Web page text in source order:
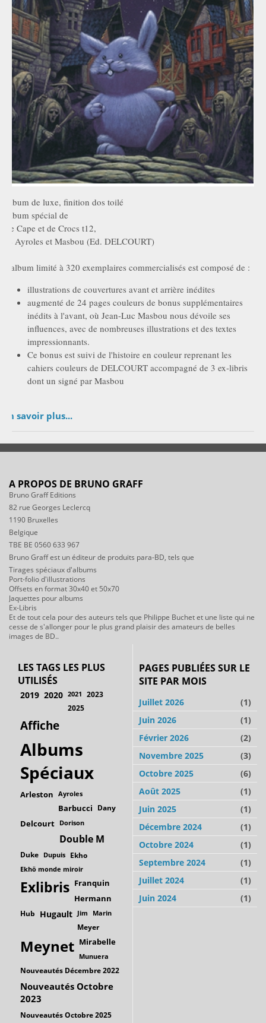
Album de luxe, finition dos toilé
Album spécial de
De Cape et de Crocs t12,
de Ayroles et Masbou (Ed. DELCOURT)
L'album limité à 320 exemplaires commercialisés est composé de :
illustrations de couvertures avant et arrière inédites
augmenté de 24 pages couleurs de bonus supplémentaires
inédits à l'avant, où Jean-Luc Masbou nous dévoile ses
influences, avec de nombreuses illustrations et des textes
impressionnants.
Ce bonus est suivi de l'histoire en couleur reprenant les
cahiers couleurs de DELCOURT accompagné de 3 ex-libris
dont un signé par Masbou
En savoir plus...
A PROPOS DE BRUNO GRAFF
Bruno Graff Editions
82 rue Georges Leclercq
1190 Bruxelles
Belgique
TBE BE 0560 633 967
Bruno Graff est un éditeur de produits para-BD, tels que
Tirages spéciaux d'albums
Port-folio d'illustrations
Offsets en format 30x40 et 50x70
Jaquettes pour albums
Ex-Libris
Et de tout cela pour des auteurs tels que Philippe Buchet et une liste qui ne
cesse de s'allonger pour le plus grand plaisir des amateurs de belles
images de BD..
LES TAGS LES PLUS
UTILISÉS
2019 2020 2021 2023
2025
Affiche
Albums
Spéciaux
Arleston Ayroles
Barbucci Dany
Delcourt Dorison
Double M
Duke Dupuis Ekho
Ekhö monde miroir
Exlibris Franquin
Hermann
Hub Hugault Jim Marin
Meyer
Meynet Mirabelle
Munuera
Nouveautés Décembre 2022
Nouveautés Octobre
2023
Nouveautés Octobre 2025
PAGES PUBLIÉES SUR LE
SITE PAR MOIS
Juillet 2026
(1)
Juin 2026
(1)
Février 2026
(2)
Novembre 2025
(3)
Octobre 2025
(6)
Août 2025
(1)
Juin 2025
(1)
Décembre 2024
(1)
Octobre 2024
(1)
Septembre 2024
(1)
Juillet 2024
(1)
Juin 2024
(1)